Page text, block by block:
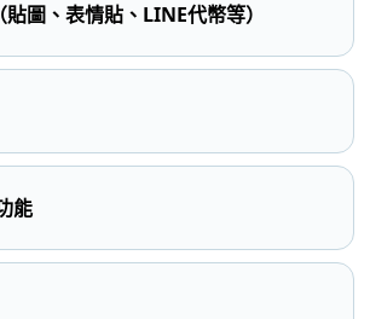
圖、表情貼、LINE代幣等）
能